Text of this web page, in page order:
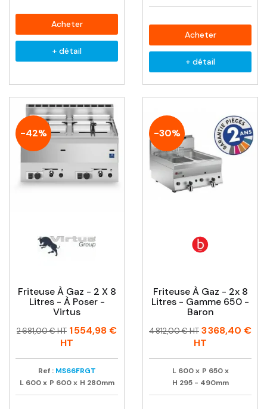
Acheter
+ détail
Acheter
+ détail
-42%
Friteuse À Gaz - 2 X 8
Litres - À Poser -
Virtus
Prix
Prix
2 681,00 € HT 1 554,98 €
HT
Ref : MS66FRGT
L 600 x P 600 x H 280mm
-30%
Friteuse À Gaz - 2x 8
Litres - Gamme 650 -
Baron
Prix
Prix
4 812,00 € HT 3 368,40 €
HT
L 600 x P 650 x
H 295 - 490mm